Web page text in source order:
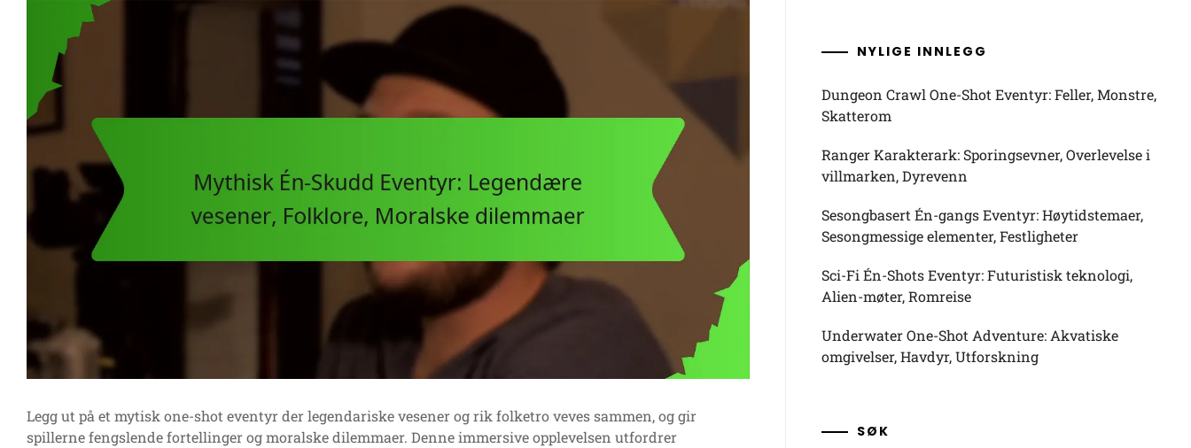
Legg ut på et mytisk one-shot eventyr der legendariske vesener og rik folketro veves sammen, og gir
spillerne fengslende fortellinger og moralske dilemmaer. Denne immersive opplevelsen utfordrer
NYLIGE INNLEGG
Dungeon Crawl One-Shot Eventyr: Feller, Monstre,
Skatterom
Ranger Karakterark: Sporingsevner, Overlevelse i
villmarken, Dyrevenn
Sesongbasert Én-gangs Eventyr: Høytidstemaer,
Sesongmessige elementer, Festligheter
Sci-Fi Én-Shots Eventyr: Futuristisk teknologi,
Alien-møter, Romreise
Underwater One-Shot Adventure: Akvatiske
omgivelser, Havdyr, Utforskning
SØK